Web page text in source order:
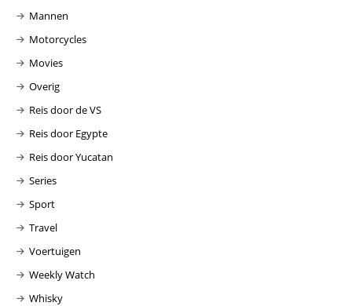
Mannen
Motorcycles
Movies
Overig
Reis door de VS
Reis door Egypte
Reis door Yucatan
Series
Sport
Travel
Voertuigen
Weekly Watch
Whisky